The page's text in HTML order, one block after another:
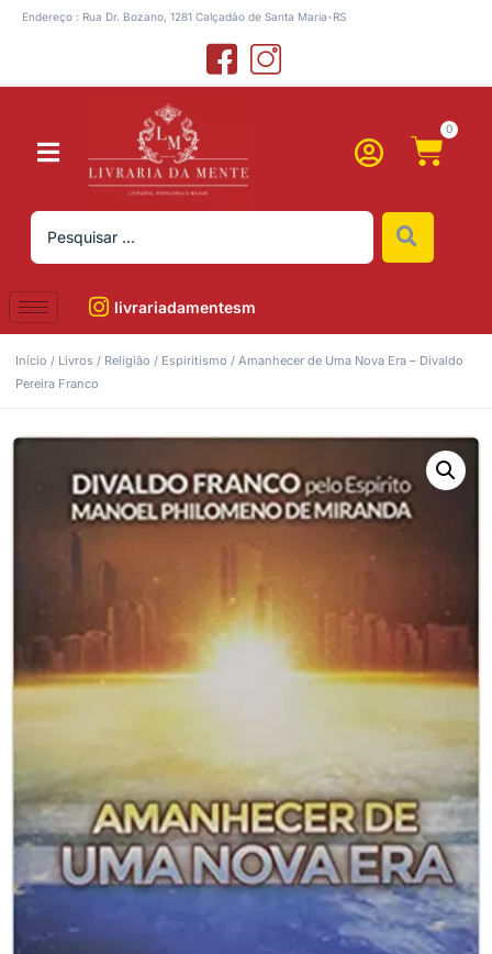
Endereço : Rua Dr. Bozano, 1281 Calçadão de Santa Maria-RS
0
livrariadamentesm
Início / Livros / Religião / Espiritismo / Amanhecer de Uma Nova Era – Divaldo
Pereira Franco